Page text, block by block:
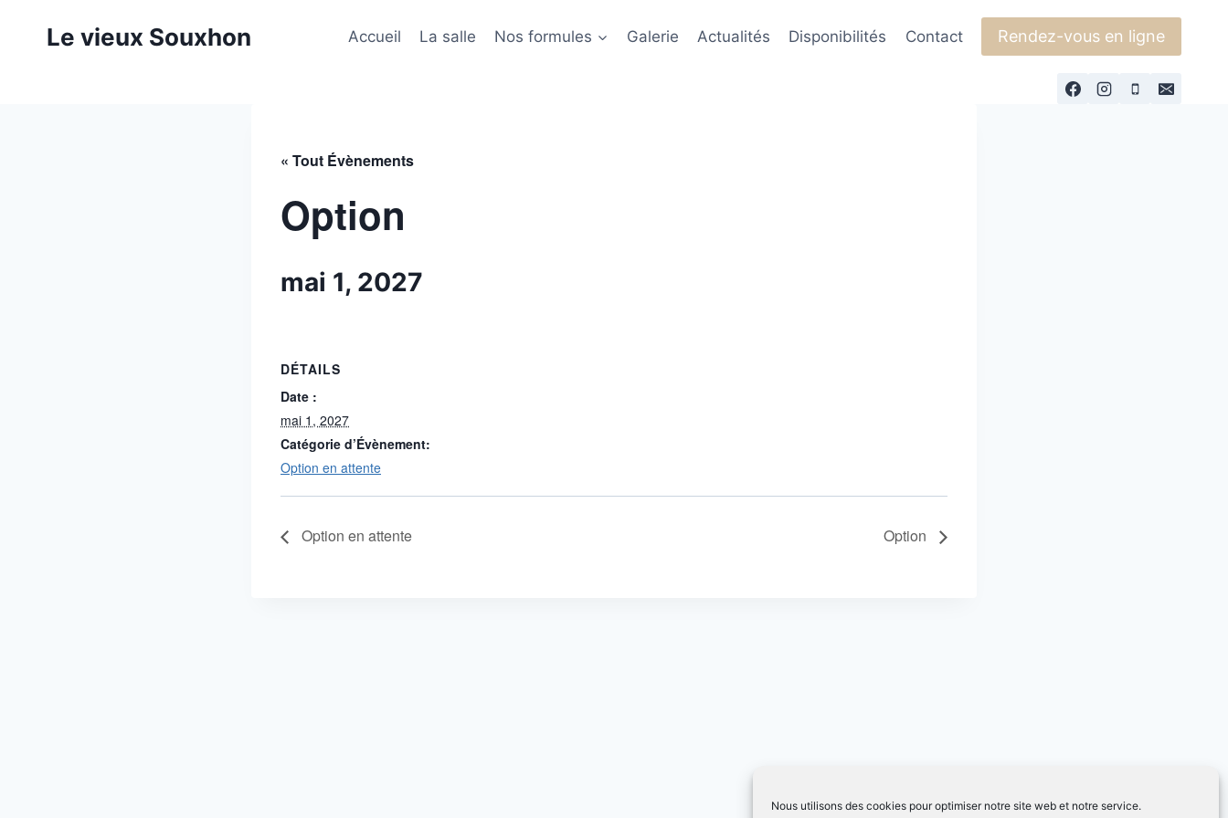
Nous utilisons des cookies pour optimiser notre site web et notre service.
Le vieux Souxhon Accueil La salle Nos formules Galerie Actualités Disponibilités Contact Rendez-vous en ligne
« Tout Évènements
Option
mai 1, 2027
DÉTAILS
Date :
mai 1, 2027
Catégorie d’Évènement:
Option en attente
Option en attente Option